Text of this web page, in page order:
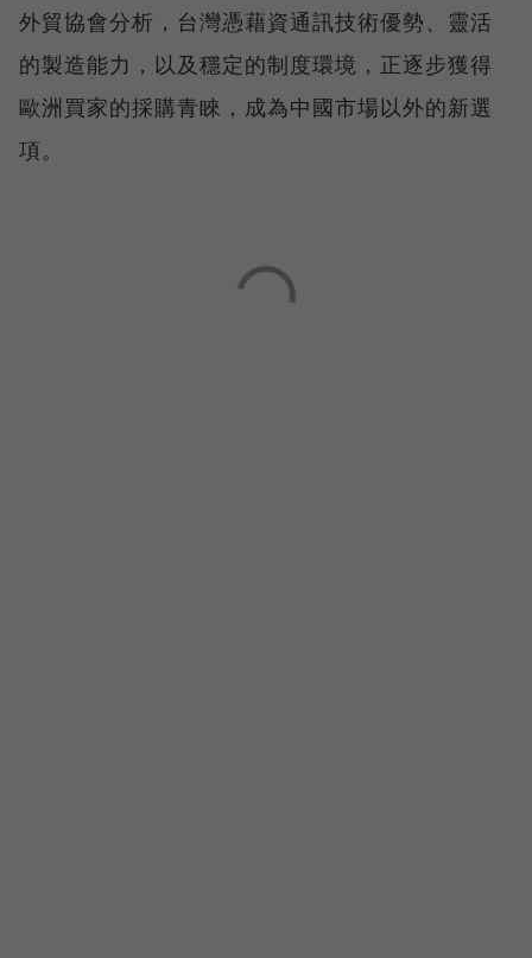
外貿協會分析，台灣憑藉資通訊技術優勢、靈活
的製造能力，以及穩定的制度環境，正逐步獲得
歐洲買家的採購青睞，成為中國市場以外的新選
項。